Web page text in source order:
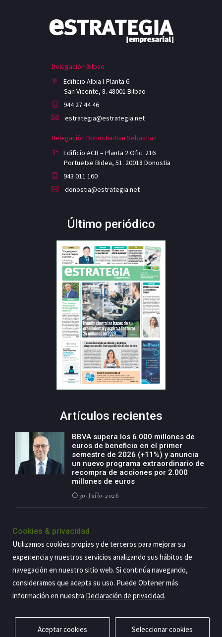
Delegación Bilbao
Edificio Albia I-Planta 6
San Vicente, 8. 48001 Bilbao
944 27 44 46
estrategia@estrategia.net
Delegación Donostia-San Sebastian
Edificio ACB – Planta 2 Ofic. 216
Portuetxe Bidea, 51. 20018 Donostia
943 011 160
donostia@estrategia.net
Último periódico
Artículos recientes
BBVA supera los 6.000 millones de
euros de beneficio en el primer
semestre de 2026 (+11%) y anuncia
un nuevo programa extraordinario de
recompra de acciones por 2.000
millones de euros
30-Julio-2026
negocio agro con un modelo global
países
29-Julio-2026
Privacidad Aviso legal Política de cookies Contacto
Cookies & privacidad
Utilizamos cookies propias y de terceros para mejorar su
experiencia y nuestros servicios analizando sus hábitos de
navegación en nuestro sitio web. Si continúa navegando,
consideramos que acepta su uso. Puede Obtener más
información en nuestra Declaración de privacidad.
Aceptar cookies Seleccionar cookies